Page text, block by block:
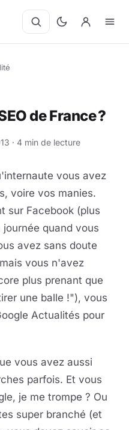
de France ?
· 4 min de lecture
vous avez
voire vos manies.
sur Facebook (plus
quand vous
avez sans doute
vous n'avez
plus prenant que
une balle !"), vous
Actualités pour
vous avez aussi
parfois. Et vous
je me trompe ? Ou
super branché (et